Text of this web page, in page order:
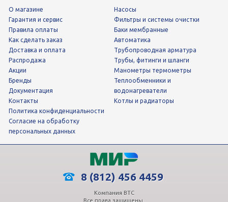
О магазине
Гарантия и сервис
Правила оплаты
Как сделать заказ
Доставка и оплата
Распродажа
Акции
Бренды
Документация
Контакты
Насосы
фильтры и системы очистки
Баки мембранные
Автоматика
трубопроводная арматура
трубы, фитинги и шланги
манометры термометры
теплообменники и
водонагреватели
Котлы и радиаторы
Политика конфиденциальности
Согласие на обработку
персональных данных
8 (812) 456 4459
Компания ВТС
Все права защищены.